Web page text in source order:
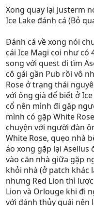
Xong quay lại Justerm
Ice Lake đánh cá (Bỏ
Đánh cá về xong nói
cái Ice Magi coi như có
song với quest đi tìm
cô gái gần Pub rồi vô
Rose ở trạng thái
với ông già để biết ở
cổ nên mình đi gặp
mình có gặp White
chuyện với người đàn
White Rose, quẹo nhà
áo xong gặp lại Asellus
vào căn nhà giữa gặp
khỏi nhà (ở patch khác
nhưng Red Lion thì
Lion và Orlouge khi đi
với đánh thủy quái nên